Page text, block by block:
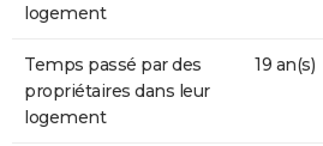
logement
Temps passé par des
propriétaires dans leur
logement
19 an(s)